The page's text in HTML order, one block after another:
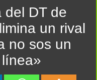
del DT de
un rival
no sos un